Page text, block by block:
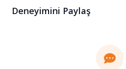
Deneyimini Paylaş